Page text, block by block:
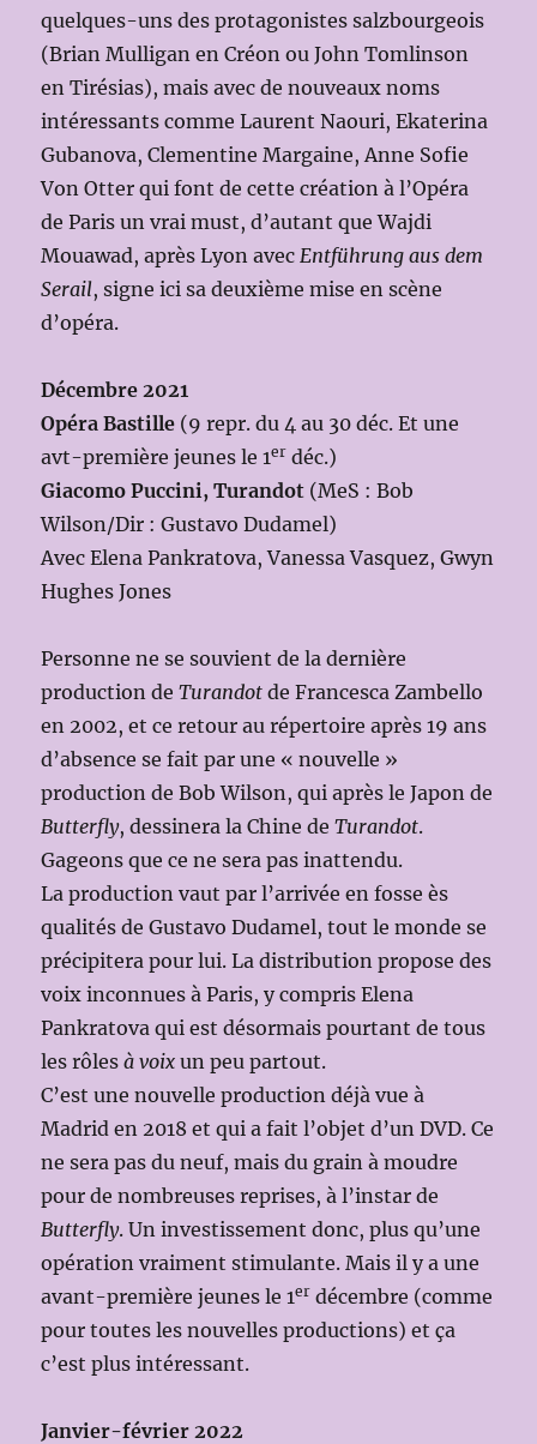
quelques-uns des protagonistes salzbourgeois
(Brian Mulligan en Créon ou John Tomlinson
en Tirésias), mais avec de nouveaux noms
intéressants comme Laurent Naouri, Ekaterina
Gubanova, Clementine Margaine, Anne Sofie
Von Otter qui font de cette création à l’Opéra
de Paris un vrai must, d’autant que Wajdi
Mouawad, après Lyon avec Entführung aus dem
Serail, signe ici sa deuxième mise en scène
d’opéra.
Décembre 2021
Opéra Bastille (9 repr. du 4 au 30 déc. Et une
avt-première jeunes le 1er déc.)
Giacomo Puccini, Turandot (MeS : Bob
Wilson/Dir : Gustavo Dudamel)
Avec Elena Pankratova, Vanessa Vasquez, Gwyn
Hughes Jones
Personne ne se souvient de la dernière
production deTurandotde Francesca Zambello
en 2002, et ce retour au répertoire après 19 ans
d’absence se fait par une « nouvelle »
production de Bob Wilson, qui après le Japon de
Butterfly, dessinera la Chine deTurandot.
Gageons que ce ne sera pas inattendu.
La production vaut par l’arrivée en fosse ès
qualités de Gustavo Dudamel, tout le monde se
précipitera pour lui. La distribution propose des
voix inconnues à Paris, y compris Elena
Pankratova qui est désormais pourtant de tous
les rôlesà voix un peu partout.
C’est une nouvelle production déjà vue à
Madrid en 2018 et qui a fait l’objet d’un DVD. Ce
ne sera pas du neuf, mais du grain à moudre
pour de nombreuses reprises, à l’instar de
Butterfly. Un investissement donc, plus qu’une
opération vraiment stimulante. Mais il y a une
avant-première jeunes le 1er décembre (comme
pour toutes les nouvelles productions) et ça
c’est plus intéressant.
Janvier-février 2022